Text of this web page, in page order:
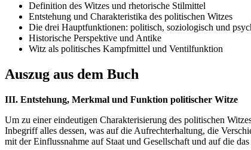
Definition des Witzes und rhetorische Stilmittel
Entstehung und Charakteristika des politischen Witzes
Die drei Hauptfunktionen: politisch, soziologisch und
Historische Perspektive und Antike
Witz als politisches Kampfmittel und Ventilfunktion
Auszug aus dem Buch
III. Entstehung, Merkmal und Funktion politischer Witze
Um zu einer eindeutigen Charakterisierung des politischen
Inbegriff alles dessen, was auf die Aufrechterhaltung, die
mit der Einflussnahme auf Staat und Gesellschaft und auf die